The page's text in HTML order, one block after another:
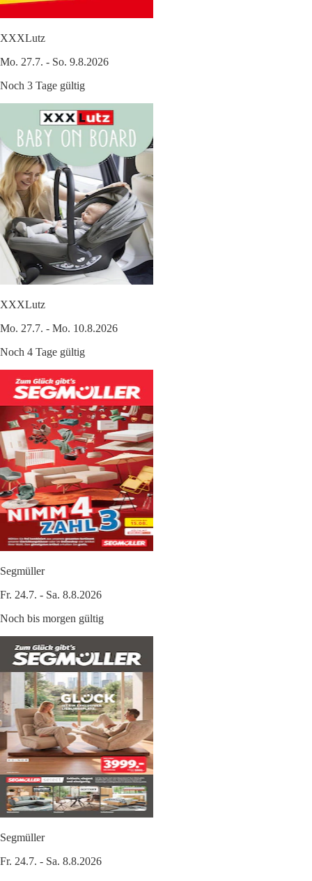
XXXLutz
Mo. 27.7. - So. 9.8.2026
Noch 3 Tage gültig
XXXLutz
Mo. 27.7. - Mo. 10.8.2026
Noch 4 Tage gültig
Segmüller
Fr. 24.7. - Sa. 8.8.2026
Noch bis morgen gültig
Segmüller
Fr. 24.7. - Sa. 8.8.2026